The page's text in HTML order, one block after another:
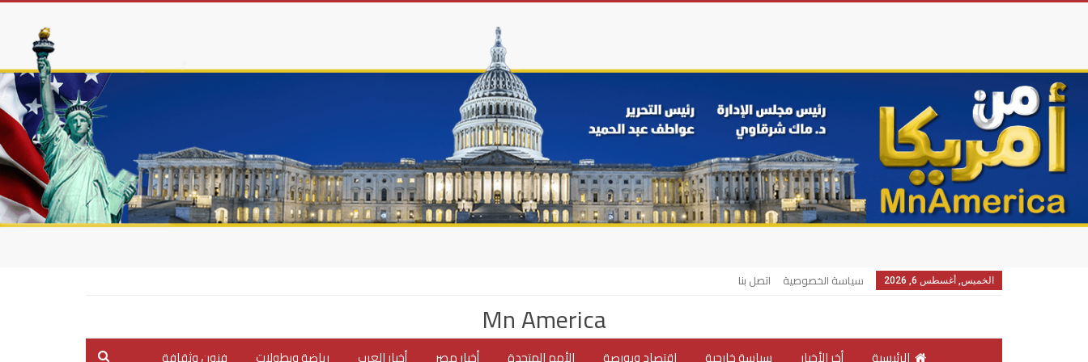
الخميس, أغسطس 6, 2026 سياسة الخصوصية اتصل بنا
Mn America